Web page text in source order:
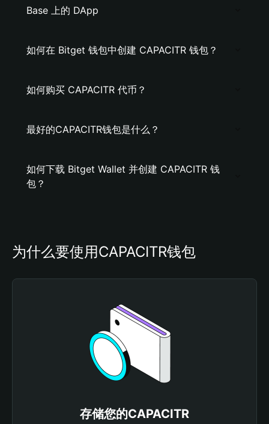
Base 上的 DApp
如何在 Bitget 钱包中创建 CAPACITR 钱包？
如何购买 CAPACITR 代币？
最好的CAPACITR钱包是什么？
如何下载 Bitget Wallet 并创建 CAPACITR 钱
包？
为什么要使用CAPACITR钱包
存储您的CAPACITR